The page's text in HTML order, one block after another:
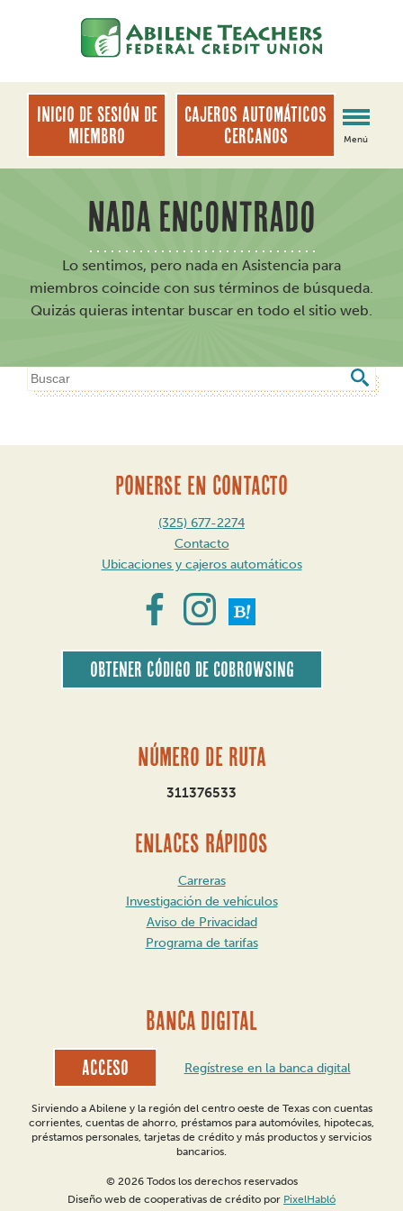
de
sesión
web
INICIO DE SESIÓN DE
MIEMBRO
Cajeros automáticos
cercanos
Menú
NADA ENCONTRADO
Lo sentimos, pero nada en Asistencia para
miembros coincide con sus términos de búsqueda.
Quizás quieras intentar buscar en todo el sitio web.
¿Qué
podemos
a
PONERSE EN CONTACTO
(325) 677-2274
Contacto
Ubicaciones y cajeros automáticos
Obtener código de CoBrowsing
Número de ruta
311376533
ENLACES RÁPIDOS
Carreras
Investigación de vehículos
Aviso de Privacidad
Programa de tarifas
BANCA DIGITAL
Acceso Regístrese en la banca digital
Sirviendo a Abilene y la región del centro oeste de Texas con cuentas
corrientes, cuentas de ahorro, préstamos para automóviles, hipotecas,
préstamos personales, tarjetas de crédito y más productos y servicios
bancarios.
© 2026 Todos los derechos reservados
Diseño web de cooperativas de crédito por PixelHabló